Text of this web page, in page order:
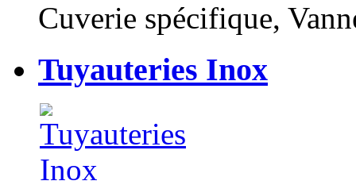
Cuverie spécifique,
Tuyauteries Inox